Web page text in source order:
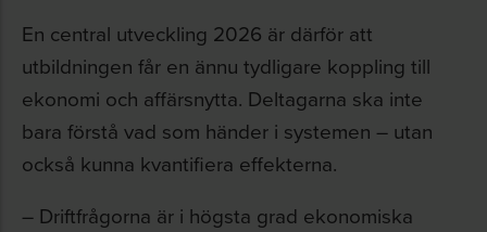
En central utveckling 2026 är därför att
utbildningen får en ännu tydligare koppling till
ekonomi och affärsnytta. Deltagarna ska inte
bara förstå vad som händer i systemen – utan
också kunna kvantifiera effekterna.
– Driftfrågorna är i högsta grad ekonomiska